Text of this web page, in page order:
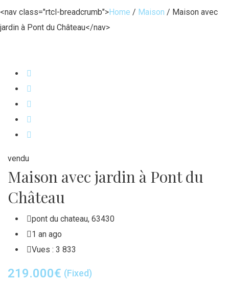
<nav class="rtcl-breadcrumb">Home / Maison / Maison avec
jardin à Pont du Château</nav>
vendu
Maison avec jardin à Pont du
Château
pont du chateau, 63430
1 an ago
Vues : 3 833
219.000€ (Fixed)